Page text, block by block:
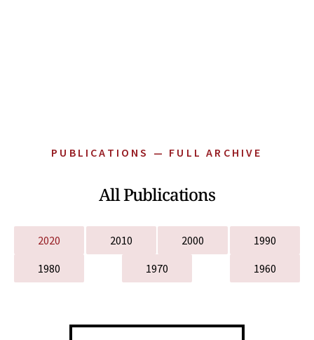
PUBLICATIONS — FULL ARCHIVE
All Publications
2020 2010 2000
1990
1980
1970 1960